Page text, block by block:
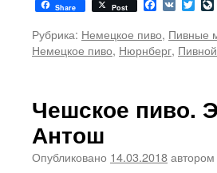
Share Post Facebook
VK
Рубрика: Немецкое пиво, Пивные
Немецкое пиво, Нюрнберг,
Чешское пиво.
Антош
Опубликовано 14.03.2018автором